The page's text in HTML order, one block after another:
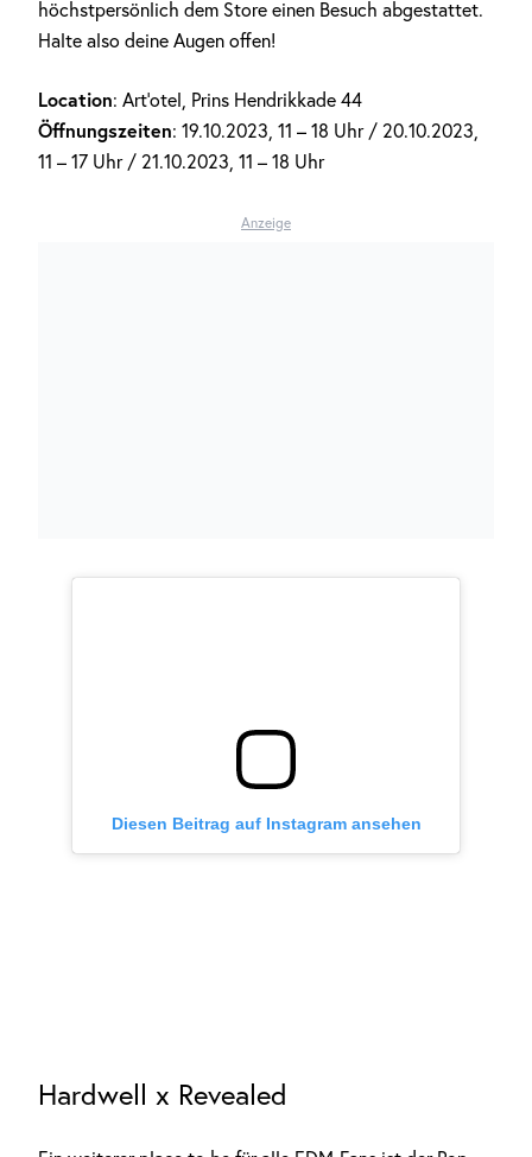
höchstpersönlich dem Store einen Besuch abgestattet.
Halte also deine Augen offen!
Location: Art’otel, Prins Hendrikkade 44
Öffnungszeiten: 19.10.2023, 11 – 18 Uhr / 20.10.2023,
11 – 17 Uhr / 21.10.2023, 11 – 18 Uhr
Anzeige
Diesen Beitrag auf Instagram ansehen
Hardwell x Revealed